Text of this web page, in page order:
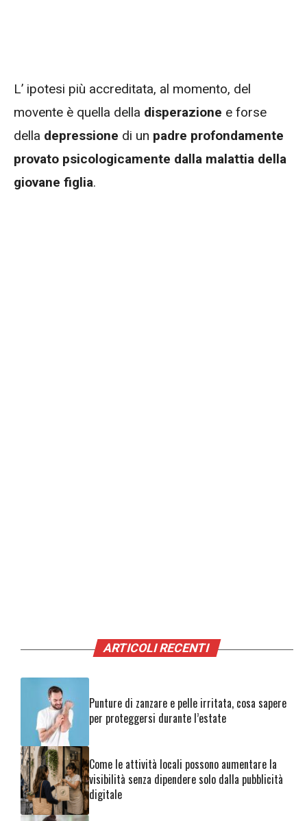
L’ ipotesi più accreditata, al momento, del
movente è quella della disperazione e forse
della depressione di un padre profondamente
provato psicologicamente dalla malattia della
giovane figlia.
ARTICOLI RECENTI
Punture di zanzare e pelle irritata, cosa sapere
per proteggersi durante l’estate
Come le attività locali possono aumentare la
visibilità senza dipendere solo dalla pubblicità
digitale